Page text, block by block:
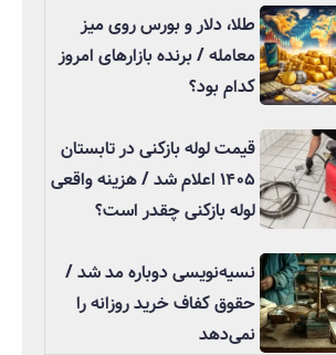
طلا، دلار و بورس روی میز
معامله / برنده بازارهای امروز
کدام بود؟
قیمت لوله بازکنی در تابستان
۱۴۰۵ اعلام شد / هزینه واقعی
لوله بازکنی چقدر است؟
نسیه‌نویسی دوباره مد شد /
حقوق کفاف خرید روزانه را
نمی‌دهد